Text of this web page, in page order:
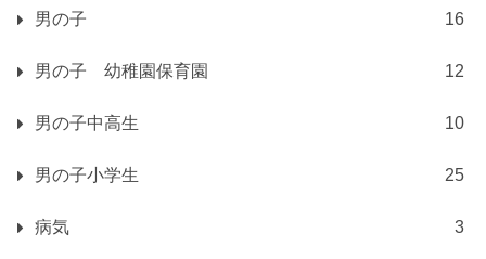
男の子 16
男の子 幼稚園保育園 12
男の子中高生 10
男の子小学生 25
病気 3